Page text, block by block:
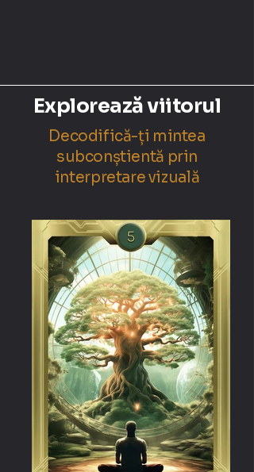
Explorează viitorul
Decodifică-ți mintea
subconștientă prin
interpretare vizuală